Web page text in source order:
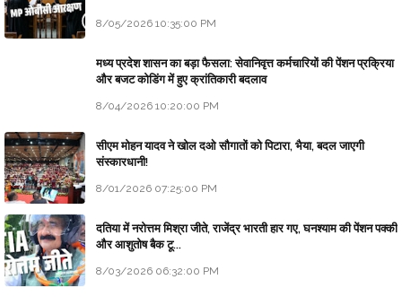
8/05/2026 10:35:00 PM
मध्य प्रदेश शासन का बड़ा फैसला: सेवानिवृत्त कर्मचारियों की पेंशन प्रक्रिया
और बजट कोडिंग में हुए क्रांतिकारी बदलाव
8/04/2026 10:20:00 PM
सीएम मोहन यादव ने खोल दओ सौगातों को पिटारा, भैया, बदल जाएगी
संस्कारधानी!
8/01/2026 07:25:00 PM
दतिया में नरोत्तम मिश्रा जीते, राजेंद्र भारती हार गए, घनश्याम की पेंशन पक्की
और आशुतोष बैक टू...
8/03/2026 06:32:00 PM